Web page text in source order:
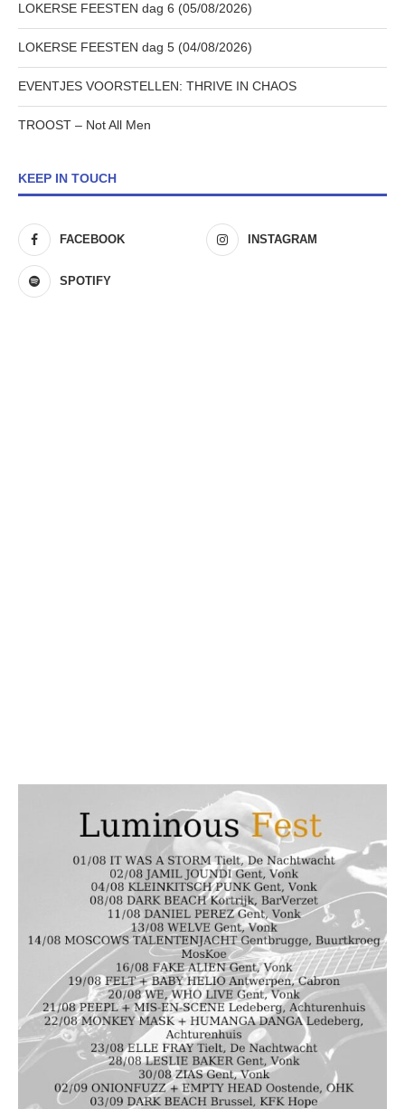
LOKERSE FEESTEN dag 6 (05/08/2026)
LOKERSE FEESTEN dag 5 (04/08/2026)
EVENTJES VOORSTELLEN: THRIVE IN CHAOS
TROOST – Not All Men
KEEP IN TOUCH
FACEBOOK INSTAGRAM
SPOTIFY